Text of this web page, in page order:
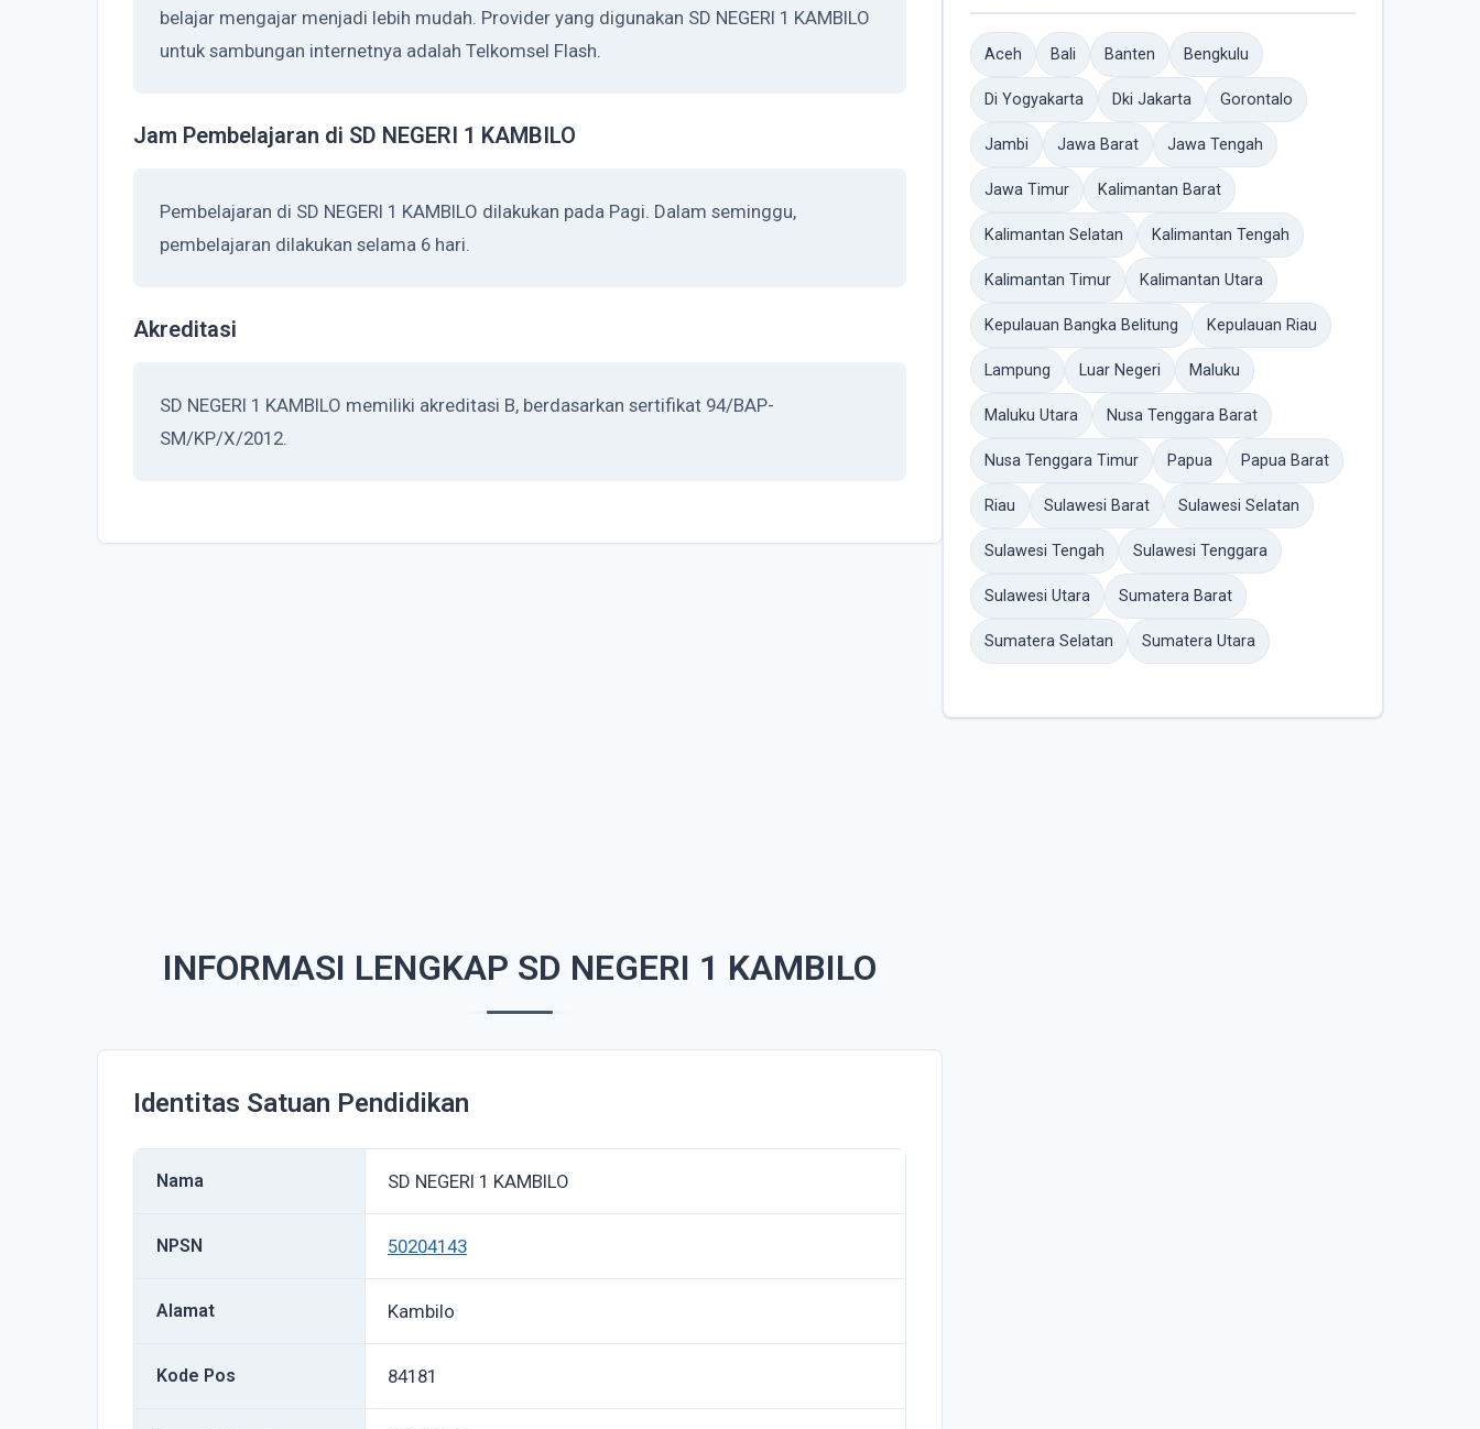
belajar mengajar menjadi lebih mudah. Provider yang digunakan SD NEGERI 1 KAMBILO
untuk sambungan internetnya adalah Telkomsel Flash.
Jam Pembelajaran di SD NEGERI 1 KAMBILO
Pembelajaran di SD NEGERI 1 KAMBILO dilakukan pada Pagi. Dalam seminggu,
pembelajaran dilakukan selama 6 hari.
Akreditasi
SD NEGERI 1 KAMBILO memiliki akreditasi B, berdasarkan sertifikat 94/BAP-
SM/KP/X/2012.
INFORMASI LENGKAP SD NEGERI 1 KAMBILO
Identitas Satuan Pendidikan
Nama SD NEGERI 1 KAMBILO
NPSN 50204143
Alamat Kambilo
Kode Pos 84181
Aceh Bali Banten Bengkulu
Di Yogyakarta Dki Jakarta Gorontalo
Jambi Jawa Barat Jawa Tengah
Jawa Timur Kalimantan Barat
Kalimantan Selatan Kalimantan Tengah
Kalimantan Timur Kalimantan Utara
Kepulauan Bangka Belitung Kepulauan Riau
Lampung Luar Negeri Maluku
Maluku Utara Nusa Tenggara Barat
Nusa Tenggara Timur Papua Papua Barat
Riau Sulawesi Barat Sulawesi Selatan
Sulawesi Tengah Sulawesi Tenggara
Sulawesi Utara Sumatera Barat
Sumatera Selatan Sumatera Utara